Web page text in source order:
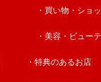
・買い物・ショ
・美容・ビュー
・特典のあるお店